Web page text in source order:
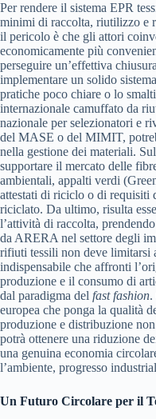
Per rendere il sistema EPR
minimi di raccolta, riutilizzo e
il pericolo è che gli attori
economicamente più
perseguire un’effettiva
implementare un solido
pratiche poco chiare o lo
internazionale camuffato da
nazionale per selezionatori e
del MASE o del MIMIT,
nella gestione dei materiali.
supportare il mercato delle
ambientali, appalti verdi
attestati di riciclo o di requisiti
riciclato. Da ultimo, risulta
l’attività di raccolta,
da ARERA nel settore degli
rifiuti tessili non deve limitarsi
indispensabile che affronti
produzione e il consumo di
dal paradigma del fast fashion.
europea che ponga la qualità
produzione e distribuzione
potrà ottenere una riduzione
una genuina economia
l’ambiente, progresso
Un Futuro Circolare per il